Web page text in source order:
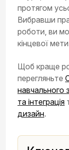
протягом
Вибравши
роботи, ви
кінцевої
Щоб краще
перегляньте
навчального
та інтеграція
дизайн.